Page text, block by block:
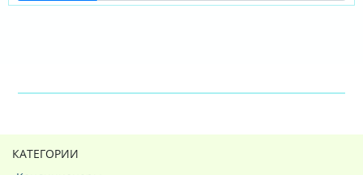
КАТЕГОРИИ